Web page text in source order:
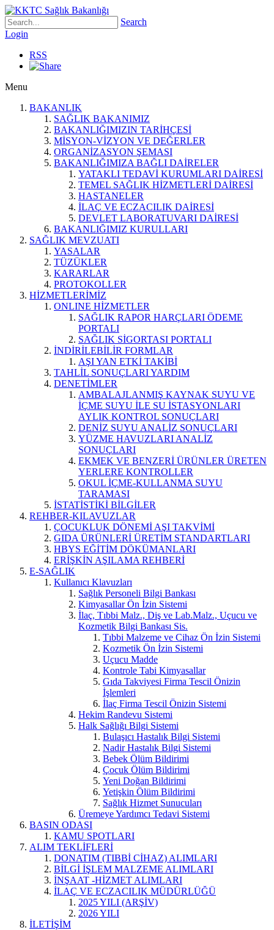
Search
Login
RSS
Menu
BAKANLIK
SAĞLIK BAKANIMIZ
BAKANLIĞIMIZIN TARİHÇESİ
MİSYON-VİZYON VE DEĞERLER
ORGANİZASYON ŞEMASI
BAKANLIĞIMIZA BAĞLI DAİRELER
YATAKLI TEDAVİ KURUMLARI DAİRESİ
TEMEL SAĞLIK HİZMETLERİ DAİRESİ
HASTANELER
İLAÇ VE ECZACILIK DAİRESİ
DEVLET LABORATUVARI DAİRESİ
BAKANLIĞIMIZ KURULLARI
SAĞLIK MEVZUATI
YASALAR
TÜZÜKLER
KARARLAR
PROTOKOLLER
HİZMETLERİMİZ
ONLINE HİZMETLER
SAĞLIK RAPOR HARÇLARI ÖDEME
PORTALI
SAĞLIK SİGORTASI PORTALI
İNDİRİLEBİLİR FORMLAR
AŞI YAN ETKİ TAKİBİ
TAHLİL SONUÇLARI YARDIM
DENETİMLER
AMBALAJLANMIŞ KAYNAK SUYU VE
İÇME SUYU İLE SU İSTASYONLARI
AYLIK KONTROL SONUÇLARI
DENİZ SUYU ANALİZ SONUÇLARI
YÜZME HAVUZLARI ANALİZ
SONUÇLARI
EKMEK VE BENZERİ ÜRÜNLER ÜRETEN
YERLERE KONTROLLER
OKUL İÇME-KULLANMA SUYU
TARAMASI
İSTATİSTİKİ BİLGİLER
REHBER-KILAVUZLAR
ÇOCUKLUK DÖNEMİ AŞI TAKVİMİ
GIDA ÜRÜNLERİ ÜRETİM STANDARTLARI
HBYS EĞİTİM DÖKÜMANLARI
ERİŞKİN AŞILAMA REHBERİ
E-SAĞLIK
Kullanıcı Klavuzları
Sağlık Personeli Bilgi Bankası
Kimyasallar Ön İzin Sistemi
İlaç, Tıbbi Malz., Diş ve Lab.Malz., Uçucu ve
Kozmetik Bilgi Bankası Sis.
Tıbbi Malzeme ve Cihaz Ön İzin Sistemi
Kozmetik Ön İzin Sistemi
Uçucu Madde
Kontrole Tabi Kimyasallar
Gıda Takviyesi Firma Tescil Önizin
İşlemleri
İlaç Firma Tescil Önizin Sistemi
Hekim Randevu Sistemi
Halk Sağlığı Bilgi Sistemi
Bulaşıcı Hastalık Bilgi Sistemi
Nadir Hastalık Bilgi Sistemi
Bebek Ölüm Bildirimi
Çocuk Ölüm Bildirimi
Yeni Doğan Bildirimi
Yetişkin Ölüm Bildirimi
Sağlık Hizmet Sunucuları
Üremeye Yardımcı Tedavi Sistemi
BASIN ODASI
KAMU SPOTLARI
ALIM TEKLİFLERİ
DONATIM (TIBBİ CİHAZ) ALIMLARI
BİLGİ İŞLEM MALZEME ALIMLARI
İNŞAAT -HİZMET ALIMLARI
İLAÇ VE ECZACILIK MÜDÜRLÜĞÜ
2025 YILI (ARŞİV)
2026 YILI
İLETİŞİM